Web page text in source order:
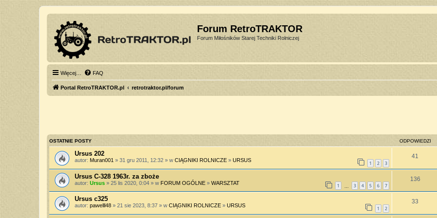
Forum RetroTRAKTOR
Forum Miłośników Starej Techniki Rolniczej
Więcej… FAQ
Portal RetroTRAKTOR.pl retrotraktor.pl/forum
OSTATNIE POSTY ODPOWIEDZI
Ursus 202
1 2 3
autor: Muran001 » 31 gru 2011, 12:32 » w CIĄGNIKI ROLNICZE » URSUS
41
Ursus C-328 1963r. za zboże
1 3 4 5 6 7
autor: Ursus » 25 lis 2020, 0:04 » w FORUM OGÓLNE » WARSZTAT
136
Ursus c325
1 2
autor: pawelll48 » 21 sie 2023, 8:37 » w CIĄGNIKI ROLNICZE » URSUS
33